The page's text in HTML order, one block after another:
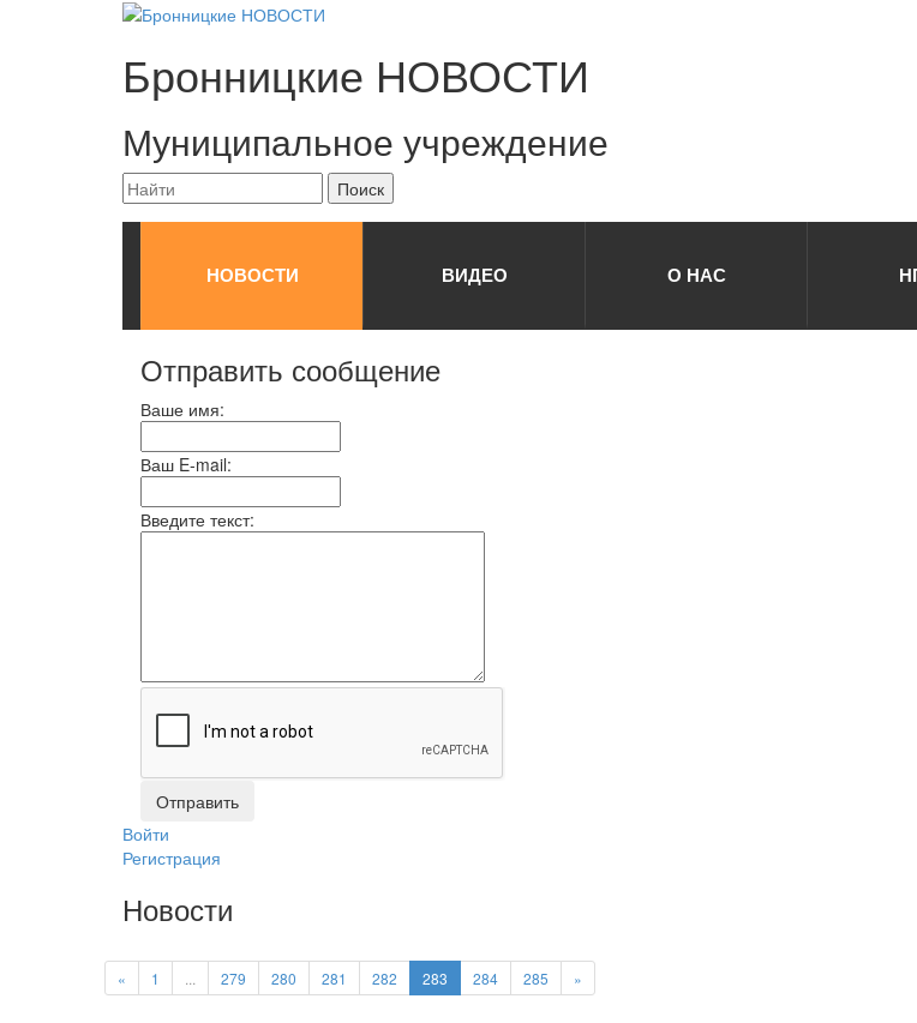
Бронницкие НОВОСТИ
Муниципальное учреждение
НОВОСТИ ВИДЕО О НАС
Отправить сообщение
Ваше имя:
Ваш E-mail:
Введите текст:
Войти
Регистрация
Новости
« 1 279 280 281 282 283 284 285 »